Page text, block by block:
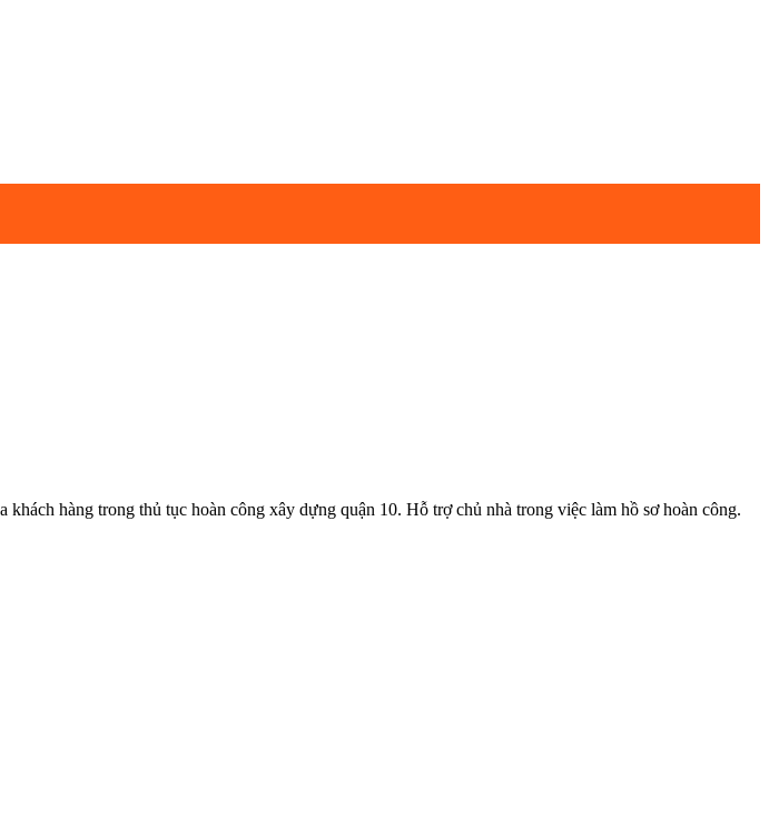
hàng trong thủ tục hoàn công xây dựng quận 10. Hỗ trợ chủ nhà trong việc làm hồ sơ hoàn công.